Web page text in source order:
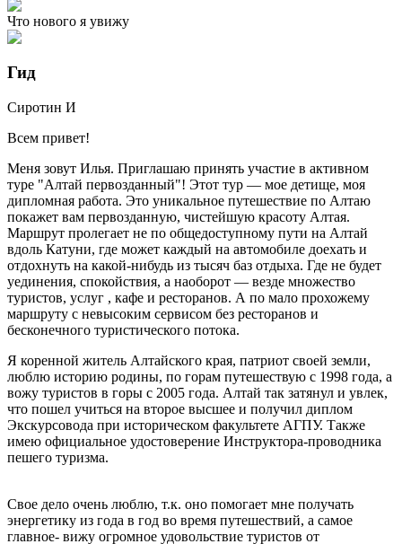
Что нового я увижу
Гид
Сиротин И
Всем привет!
Меня зовут Илья. Приглашаю принять участие в активном
туре "Алтай первозданный"! Этот тур — мое детище, моя
дипломная работа. Это уникальное путешествие по Алтаю
покажет вам первозданную, чистейшую красоту Алтая.
Маршрут пролегает не по общедоступному пути на Алтай
вдоль Катуни, где может каждый на автомобиле доехать и
отдохнуть на какой-нибудь из тысяч баз отдыха. Где не будет
уединения, спокойствия, а наоборот — везде множество
туристов, услуг , кафе и ресторанов. А по мало прохожему
маршруту с невысоким сервисом без ресторанов и
бесконечного туристического потока.
Я коренной житель Алтайского края, патриот своей земли,
люблю историю родины, по горам путешествую с 1998 года, а
вожу туристов в горы с 2005 года. Алтай так затянул и увлек,
что пошел учиться на второе высшее и получил диплом
Экскурсовода при историческом факультете АГПУ. Также
имею официальное удостоверение Инструктора-проводника
пешего туризма.
Свое дело очень люблю, т.к. оно помогает мне получать
энергетику из года в год во время путешествий, а самое
главное- вижу огромное удовольствие туристов от